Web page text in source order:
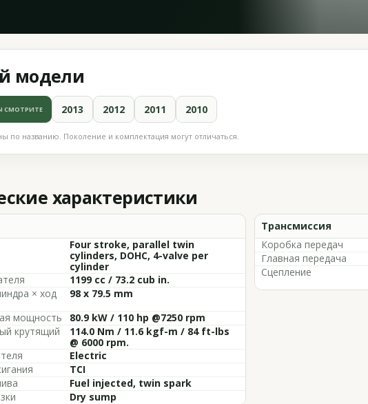
модели
СМОТРИТЕ 2013 2012 2011 2010
по названию. Поколение и комплектация могут отличаться.
характеристики
Four stroke, parallel twin
cylinders, DOHC, 4-valve per
cylinder
1199 cc / 73.2 cub in.
× ход
98 x 79.5 mm
мощность
80.9 kW / 110 hp @7250 rpm
крутящий
114.0 Nm / 11.6 kgf-m / 84 ft-lbs
@ 6000 rpm.
Electric
TCI
Fuel injected, twin spark
Dry sump
Трансмиссия
Коробка передач
Главная передача
Сцепление